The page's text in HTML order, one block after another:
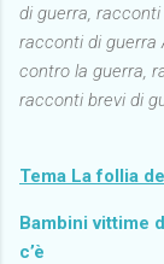
di guerra,
racconti di guerra
contro la guerra,
racconti brevi di
Tema La follia
Bambini vittime
c’è